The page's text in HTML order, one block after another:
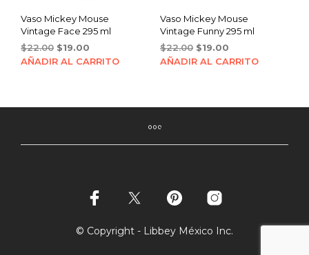
Vaso Mickey Mouse
Vintage Face 295 ml
$22.00 Original
price
$19.00
price
AÑADIR AL CARRITO
Vaso Mickey Mouse
Vintage Funny 295 ml
$22.00 Original
price
$19.00Current
price
AÑADIR AL CARRITO
© Copyright - Libbey México Inc.